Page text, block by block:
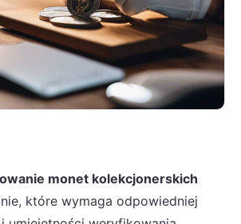
monet kolekcjonerskich
które wymaga odpowiedniej